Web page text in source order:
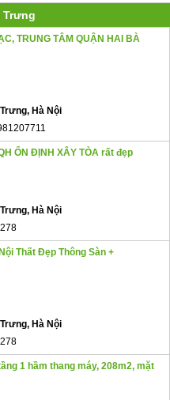
Trưng
TRUNG TÂM QUẬN HAI BÀ
Hà Nội
ỔN ĐỊNH XÂY TÒA rất đẹp
Hà Nội
Thất Đẹp Thông Sàn +
Hà Nội
1 hầm thang máy, 208m2, mặt